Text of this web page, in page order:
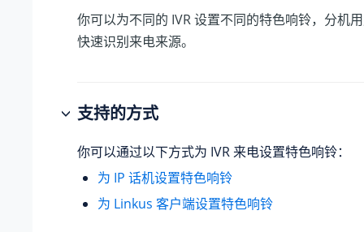
你可以为不同的 IVR 设置不同的特色响铃，分机
快速识别来电来源。
支持的方式
你可以通过以下方式为 IVR 来电设置特色响铃：
为 IP 话机设置特色响铃
为 Linkus 客户端设置特色响铃